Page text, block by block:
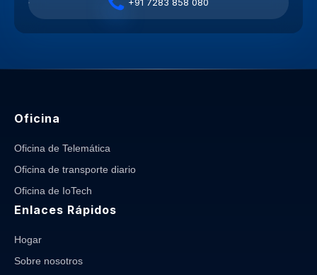
Oficina
Oficina de Telemática
Oficina de transporte diario
Oficina de IoTech
Enlaces Rápidos
Hogar
Sobre nosotros